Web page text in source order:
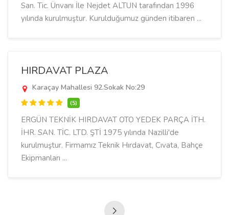
San. Tic. Ünvanı İle Nejdet ALTUN tarafından 1996
yılında kurulmuştur. Kurulduğumuz günden itibaren ...
HIRDAVAT PLAZA
Karaçay Mahallesi 92.Sokak No:29
(5)
ERGÜN TEKNİK HIRDAVAT OTO YEDEK PARÇA İTH.
İHR. SAN. TİC. LTD. ŞTİ 1975 yılında Nazilli'de
kurulmuştur. Firmamız Teknik Hırdavat, Cıvata, Bahçe
Ekipmanları ...